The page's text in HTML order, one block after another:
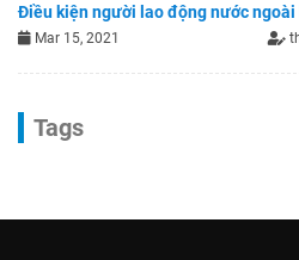
Điều kiện người lao động nước
Mar 15, 2021
Tags